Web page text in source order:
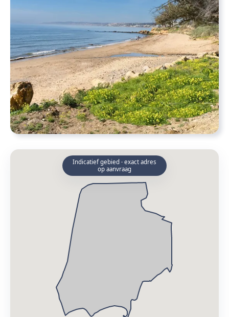
Indicatief gebied · exact adres
op aanvraag